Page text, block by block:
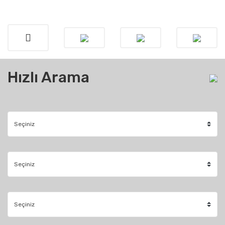
Hızlı Arama